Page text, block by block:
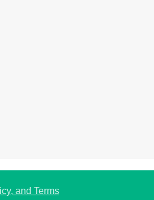
and Terms
Privacy Cookies